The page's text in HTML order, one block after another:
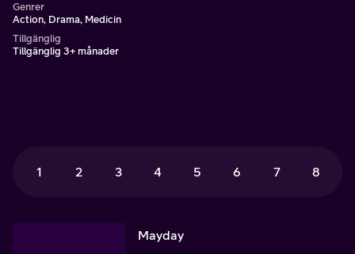
Genrer
Action, Drama, Medicin
Tillgänglig
Tillgänglig 3+ månader
1 2 3 4 5 6 7 8
Mayday